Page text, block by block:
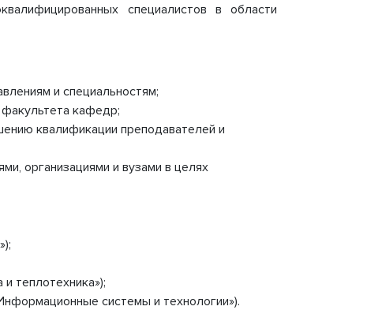
Документы, регламентирующие
специалистов в области
и специальностям;
факультета кафедр;
квалификации преподавателей и
организациями и вузами в целях
и теплотехника»);
системы и технологии»).